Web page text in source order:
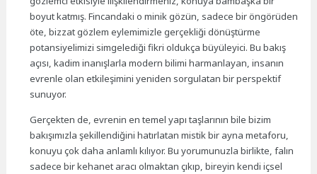
boyut katmış. Fincandaki o minik gözün, sadece bir öngörüden
öte, bizzat gözlem eylemimizle gerçekliği dönüştürme
potansiyelimizi simgelediği fikri oldukça büyüleyici. Bu bakış
açısı, kadim inanışlarla modern bilimi harmanlayan, insanın
evrenle olan etkileşimini yeniden sorgulatan bir perspektif
sunuyor.
Gerçekten de, evrenin en temel yapı taşlarının bile bizim
bakışımızla şekillendiğini hatırlatan mistik bir ayna metaforu,
konuyu çok daha anlamlı kılıyor. Bu yorumunuzla birlikte, falın
sadece bir kehanet aracı olmaktan çıkıp, bireyin kendi içsel